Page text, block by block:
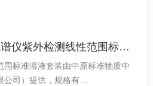
JJG705-2014液相色谱仪紫外检测线性范围标准溶液
标准溶液套装由中原标准物质中
公司）提供，规格有